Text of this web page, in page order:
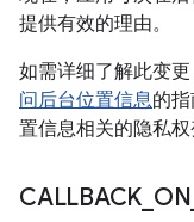
提供有效的理由。
如需详细了解此变
问后台位置信息的
置信息相关的隐私权
CALLBACK ON